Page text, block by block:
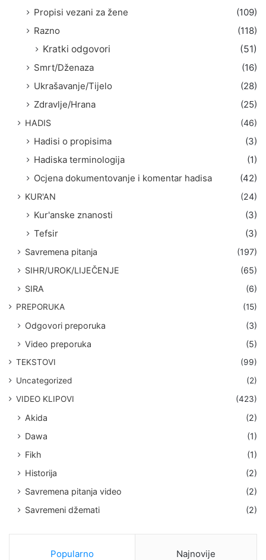
Propisi vezani za žene
(109)
Razno
(118)
Kratki odgovori
(51)
Smrt/Dženaza
(16)
Ukrašavanje/Tijelo
(28)
Zdravlje/Hrana
(25)
HADIS (46)
Hadisi o propisima
(3)
Hadiska terminologija
(1)
Ocjena dokumentovanje i komentar hadisa
(42)
KUR'AN (24)
Kur'anske znanosti
(3)
Tefsir
(3)
Savremena pitanja
(197)
SIHR/UROK/LIJEČENJE
(65)
SIRA
(6)
PREPORUKA (15)
Odgovori preporuka
(3)
Video preporuka
(5)
TEKSTOVI
(99)
Uncategorized
(2)
VIDEO KLIPOVI
(423)
Akida
(2)
Dawa
(1)
Fikh
(1)
Historija
(2)
Savremena pitanja video
(2)
Savremeni džemati
(2)
Popularno Najnovije